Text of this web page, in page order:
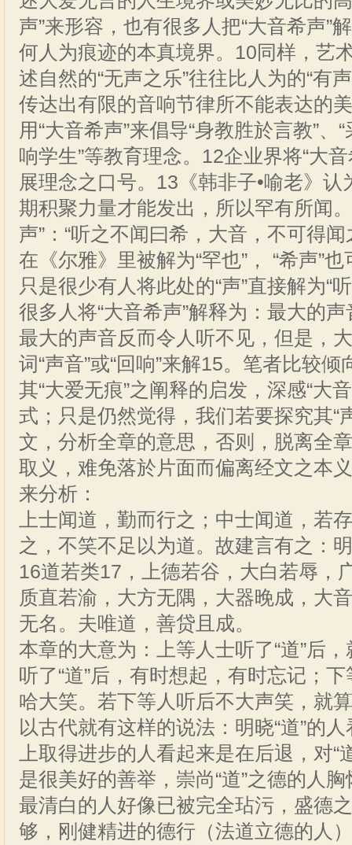
声”来形容，也有很多人把“大音希声”
何人为痕迹的本真境界。10同样，艺
述自然的“无声之乐”往往比人为的“有
传达出有限的音响节律所不能表达的
用“大音希声”来倡导“身教胜於言教”
响学生”等教育理念。12企业界将“大
展理念之口号。13《韩非子•喻老》
期积聚力量才能发出，所以罕有所闻
声”：“听之不闻曰希，大音，不可得闻
在《尔雅》里被解为“罕也”， “希声”也
只是很少有人将此处的“声”直接解为“
很多人将“大音希声”解释为：最大的
最大的声音反而令人听不见，但是，
词“声音”或“回响”来解15。笔者比较
其“大爱无痕”之阐释的启发，深感“大
式；只是仍然觉得，我们若要探究其“
文，分析全章的意思，否则，脱离全
取义，难免落於片面而偏离经文之本
来分析：
上士闻道，勤而行之；中士闻道，若
之，不笑不足以为道。故建言有之：
16道若类17，上德若谷，大白若辱，
质直若渝，大方无隅，大器晚成，大
无名。夫唯道，善贷且成。
本章的大意为：上等人士听了“道”后
听了“道”后，有时想起，有时忘记；
哈大笑。若下等人听后不大声笑，就
以古代就有这样的说法：明晓“道”的
上取得进步的人看起来是在后退，对“
是很美好的善举，崇尚“道”之德的人
最清白的人好像已被完全玷污，盛德
够，刚健精进的德行（法道立德的人